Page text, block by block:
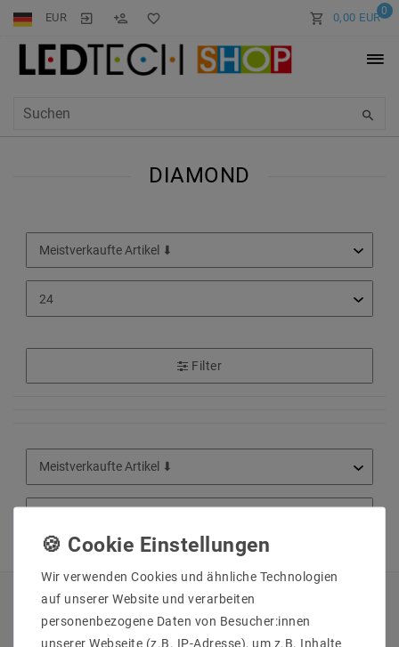
EUR 0
0,00 EUR
DIAMOND
Filter
QUICKLINKS
Wir verwenden Cookies und ähnliche Technologien
auf unserer Website und verarbeiten
personenbezogene Daten von Besucher:innen
unserer Webseite (z.B. IP-Adresse), um z.B. Inhalte